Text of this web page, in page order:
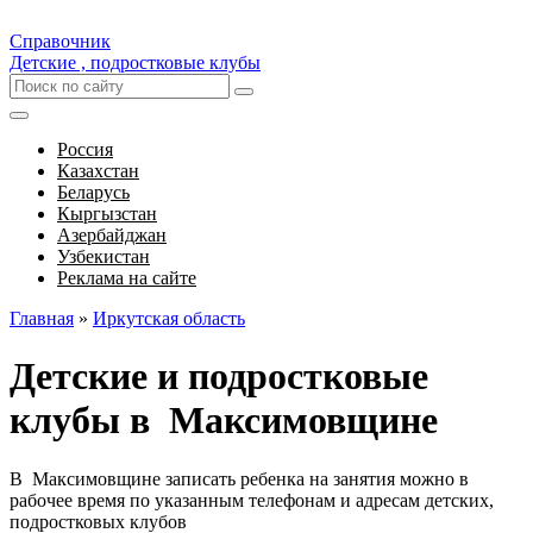
Справочник
Детские , подростковые клубы
Россия
Казахстан
Беларусь
Кыргызстан
Азербайджан
Узбекистан
Реклама на сайте
Главная » Иркутская область
Детские и подростковые
клубы в Максимовщине
В Максимовщине записать ребенка на занятия можно в
рабочее время по указанным телефонам и адресам детских,
подростковых клубов